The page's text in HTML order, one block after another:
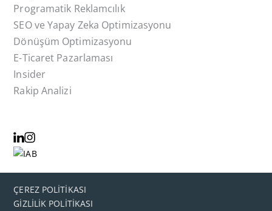
Programatik Reklamcılık
SEO ve Yapay Zeka Optimizasyonu
Dönüşüm Optimizasyonu
E-Ticaret Pazarlaması
Insider
Rakip Analizi
ÇEREZ POLİTİKASI
GİZLİLİK POLİTİKASI